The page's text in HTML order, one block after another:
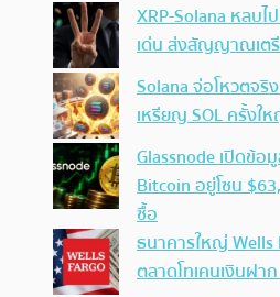
XRP-Solana หลบ
เด่น ส่งสัญญาณเต
Solana จ่อโหวตจ
เหรียญ SOL ครั้งใ
Glassnode เปิดข้อ
Bitcoin อยู่โซน
ซื้อ
ธนาคารใหญ่
ตลาดโทเคนเงินฝา